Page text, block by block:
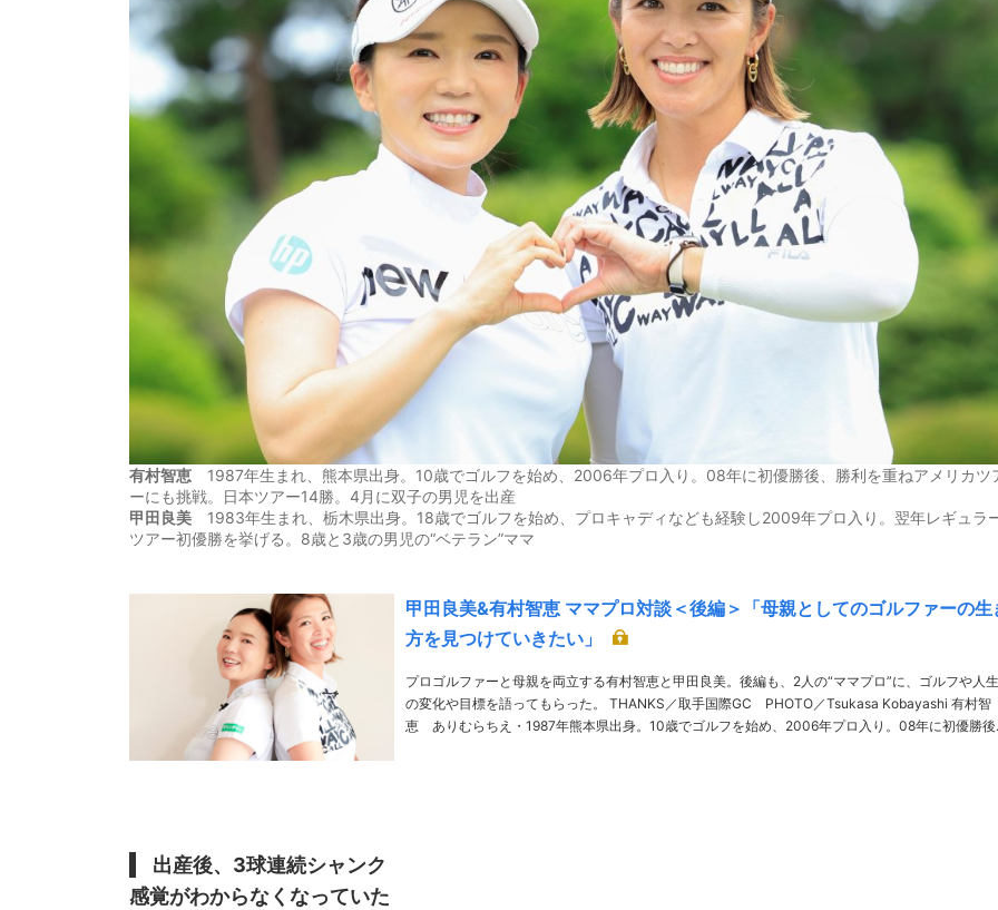
有村智恵 1987年生まれ、熊本県出身。10歳でゴルフを始め、2006年プロ入り。08年に初優勝後、勝利を重ねアメリカツ
ーにも挑戦。日本ツアー14勝。4月に双子の男児を出産
甲田良美 1983年生まれ、栃木県出身。18歳でゴルフを始め、プロキャディなども経験し2009年プロ入り。翌年レギュラ
ツアー初優勝を挙げる。8歳と3歳の男児の“ベテラン”ママ
甲田良美&有村智恵 ママプロ対談＜後編＞「母親としてのゴルファーの生
方を見つけていきたい」
プロゴルファーと母親を両立する有村智恵と甲田良美。後編も、2人の“ママプロ”に、ゴルフや人生
の変化や目標を語ってもらった。 THANKS／取手国際GC PHOTO／Tsukasa Kobayashi 有村智
恵 ありむらちえ・1987年熊本県出身。10歳でゴルフを始め、2006年プロ入り。08年に初優勝後
出産後、3球連続シャンク
感覚がわからなくなっていた